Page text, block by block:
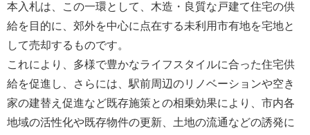
本入札は、この一環として、木造・良質な戸建て住宅の供
給を目的に、郊外を中心に点在する未利用市有地を宅地と
して売却するものです。
これにより、多様で豊かなライフスタイルに合った住宅供
給を促進し、さらには、駅前周辺のリノベーションや空き
家の建替え促進など既存施策との相乗効果により、市内各
地域の活性化や既存物件の更新、土地の流通などの誘発に